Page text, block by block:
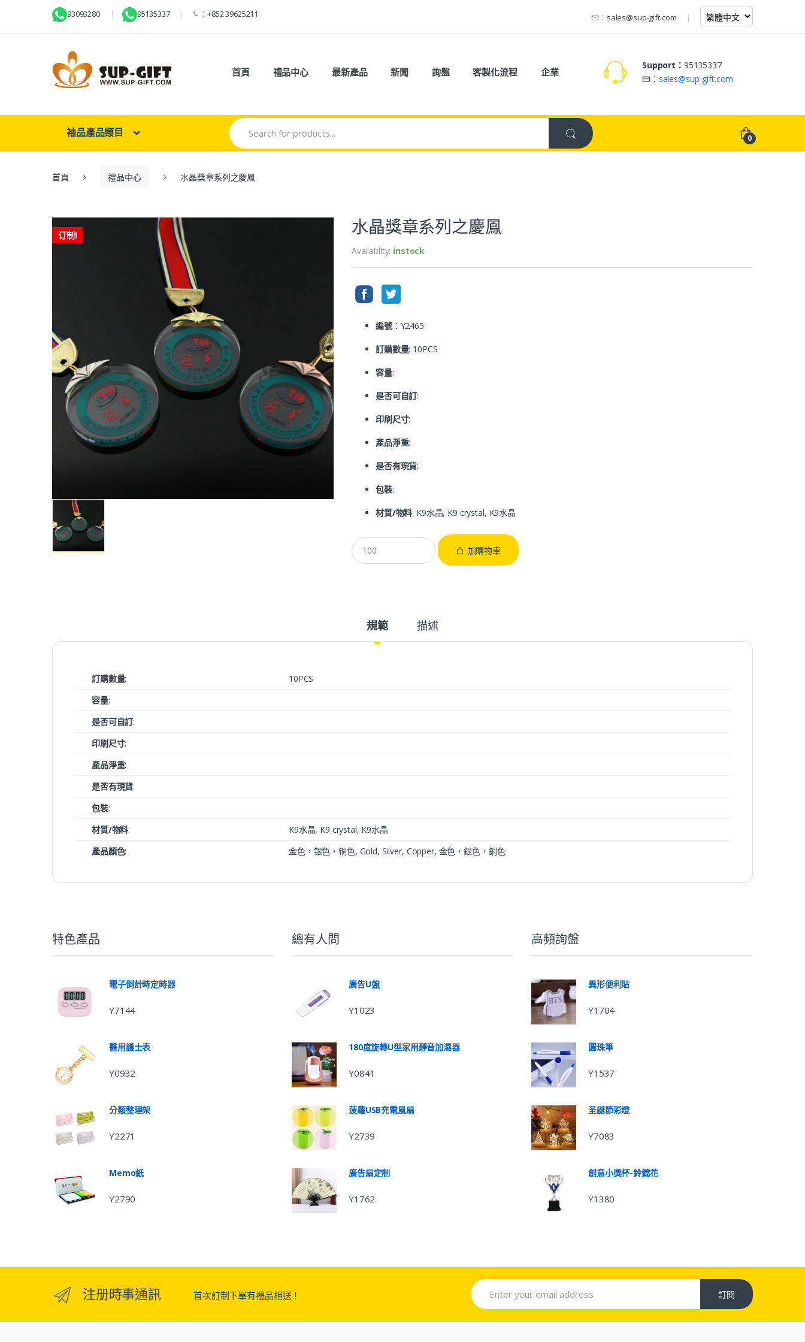
93093280 95135337 ：+852 39625211 ： sales@sup-gift.com
首頁 禮品中心 最新產品 新聞 詢盤 客製化流程 企業
Support： 95135337
： sales@sup-gift.com
袖品產品類目
Search
for:
0
首頁 禮品中心 水晶獎章系列之慶鳳
订制! 水晶獎章系列之慶鳳
Availablity: instock
編號：Y2465
訂購數量: 10PCS
容量:
是否可自訂:
印刷尺寸:
產品淨重:
是否有現貨:
包裝:
材質/物料: K9水晶, K9 crystal, K9水晶
加購物車
規範 描述
訂購數量:
10PCS
容量:
是否可自訂:
印刷尺寸:
產品淨重:
是否有現貨:
包裝:
材質/物料:
K9水晶, K9 crystal, K9水晶
產品顏色: 金色，银色，铜色, Gold, Silver, Copper, 金色，銀色，銅色
特色產品
電子倒計時定時器
Y7144
醫用護士表
Y0932
分類整理架
Y2271
Memo紙
Y2790
總有人問
廣告U盤
Y1023
180度旋轉U型家用靜音加濕器
Y0841
菠蘿USB充電風扇
Y2739
廣告扇定制
Y1762
高頻詢盤
異形便利貼
Y1704
圓珠筆
Y1537
圣誕節彩燈
Y7083
創意小獎杯-鈴鐺花
Y1380
注册時事通訊 首次訂制下單有禮品相送！ 訂閱